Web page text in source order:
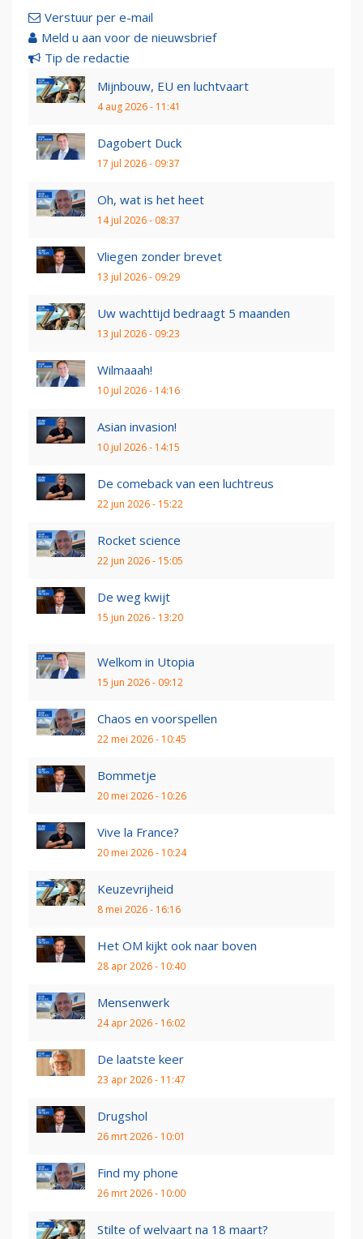
Verstuur per e-mail
Meld u aan voor de nieuwsbrief
Tip de redactie
Mijnbouw, EU en luchtvaart
4 aug 2026 - 11:41
Dagobert Duck
17 jul 2026 - 09:37
Oh, wat is het heet
14 jul 2026 - 08:37
Vliegen zonder brevet
13 jul 2026 - 09:29
Uw wachttijd bedraagt 5 maanden
13 jul 2026 - 09:23
Wilmaaah!
10 jul 2026 - 14:16
Asian invasion!
10 jul 2026 - 14:15
De comeback van een luchtreus
22 jun 2026 - 15:22
Rocket science
22 jun 2026 - 15:05
De weg kwijt
15 jun 2026 - 13:20
Welkom in Utopia
15 jun 2026 - 09:12
Chaos en voorspellen
22 mei 2026 - 10:45
Bommetje
20 mei 2026 - 10:26
Vive la France?
20 mei 2026 - 10:24
Keuzevrijheid
8 mei 2026 - 16:16
Het OM kijkt ook naar boven
28 apr 2026 - 10:40
Mensenwerk
24 apr 2026 - 16:02
De laatste keer
23 apr 2026 - 11:47
Drugshol
26 mrt 2026 - 10:01
Find my phone
26 mrt 2026 - 10:00
Stilte of welvaart na 18 maart?